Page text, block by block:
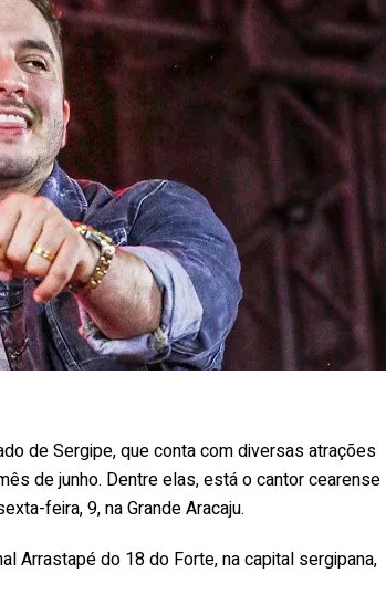
de Sergipe, que conta com diversas atrações
de junho. Dentre elas, está o cantor cearense
feira, 9, na Grande Aracaju.
Arrastapé do 18 do Forte, na capital sergipana,